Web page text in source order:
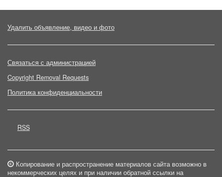
Удалить объявление, видео и фото
Связаться с администрацией
Copyright Removal Requests
Политика конфиденциальности
RSS
Копирование и распространение материалов сайта возможно в
некоммерческих целях и при наличии обратной ссылки на